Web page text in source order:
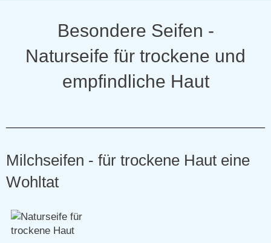
Besondere Seifen -
Naturseife für trockene und
empfindliche Haut
Milchseifen - für trockene Haut eine
Wohltat